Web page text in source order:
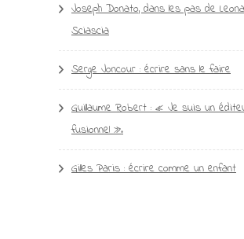
Joseph Donato, dans les pas de
Sciascia
Serge Joncour : écrire sans le faire
Guillaume Robert : « Je suis un
fusionnel ».
Gilles Paris : écrire comme un enfant